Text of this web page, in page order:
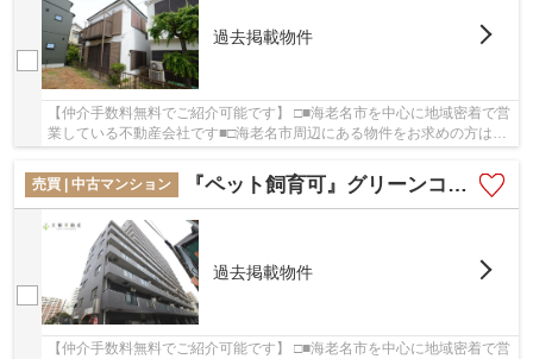
過去掲載物件
【仲介手数料無料でご紹介可能です】 □■海老名市を中心に地域密着で営
業している不動産会社です■□海老名市周辺にある物件をお求めの方は
売買 | 中古マンション
『ペット飼育可』グリーンコート海老名12階 3ＬＤＫ リフォーム済み【仲介手数料0円】
過去掲載物件
【仲介手数料無料でご紹介可能です】 □■海老名市を中心に地域密着で営